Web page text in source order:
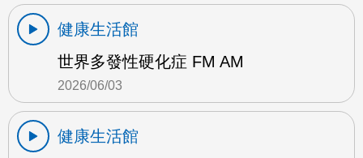
健康生活館
世界多發性硬化症 FM AM
2026/06/03
健康生活館